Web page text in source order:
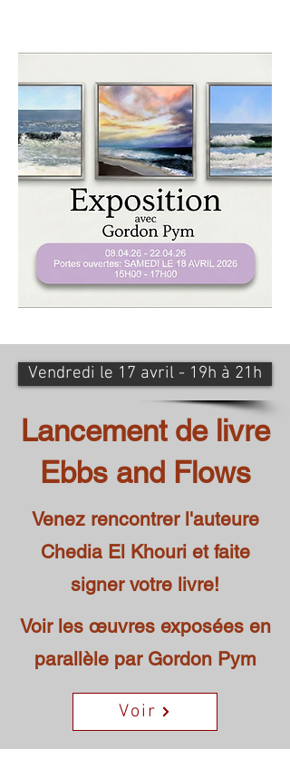
Vendredi le 17 avril - 19h à 21h
Lancement de livre
Ebbs and Flows
Venez rencontrer l'auteure
Chedia El Khouri et faite
signer votre livre!
Voir les œuvres exposées en
parallèle par Gordon Pym
Voir